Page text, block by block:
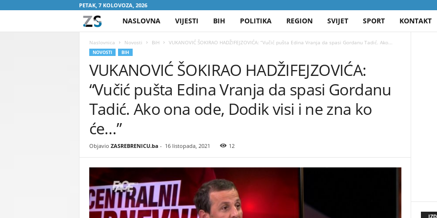
PETAK, 7 KOLOVOZA, 2026
A
S
R
E
B
R
N
I
NASLOVNA VIJESTI BIH POLITIKA REGION SVIJET SPORT KONTAKT
Naslovnica Novosti BiH VUKANOVIĆ ŠOKIRAO HADŽIFEJZOVIĆA: “Vučić pušta Edina Vranja da spasi Gordanu Tadić. Ako...
NOVOSTI BIH
VUKANOVIĆ ŠOKIRAO HADŽIFEJZOVIĆA:
“Vučić pušta Edina Vranja da spasi Gordanu
Tadić. Ako ona ode, Dodik visi i ne zna ko
će…”
Objavio ZASREBRENICU.ba - 16 listopada, 2021 12